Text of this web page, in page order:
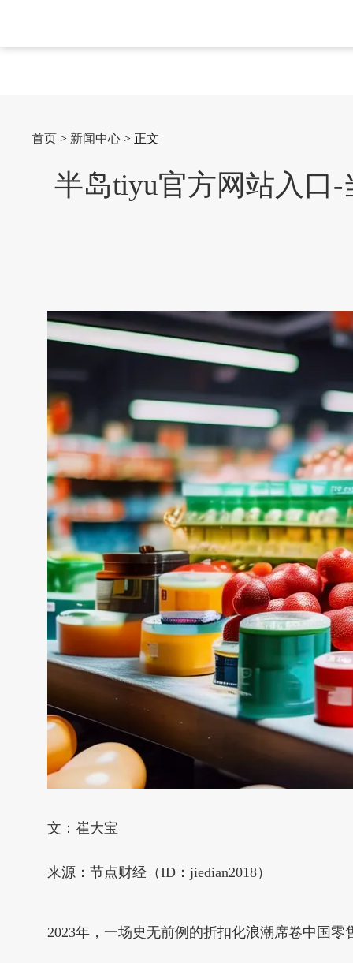
首页 > 新闻中心 > 正文
半岛tiyu官方网站入口
文：崔大宝
来源：节点财经（ID：jiedian2018）
2023年，一场史无前例的折扣化浪潮席卷中国零